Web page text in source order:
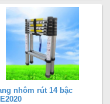
nhôm rút 14 bậc